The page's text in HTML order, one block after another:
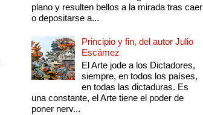
plano y resulten bellos a la mirada tras caer
o depositarse a...
Principio y fin, del autor Julio
Escámez
El Arte jode a los Dictadores,
siempre, en todos los países,
en todas las dictaduras. Es
una constante, el Arte tiene el poder de
poner nerv...